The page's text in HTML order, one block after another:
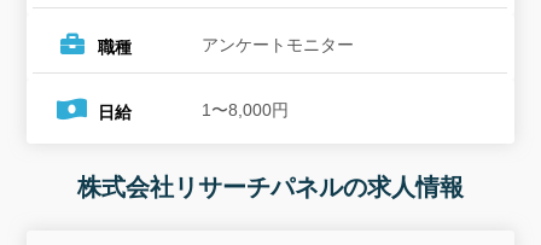
職種 アンケートモニター
日給 1〜8,000円
株式会社リサーチパネルの求人情報